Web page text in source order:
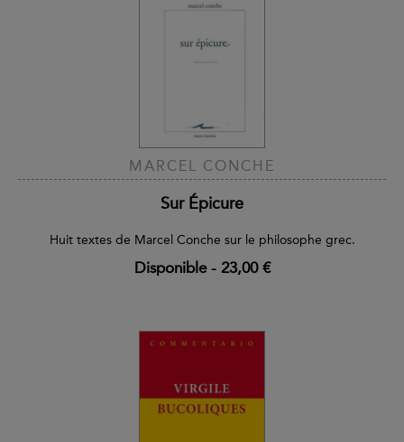
MARCEL CONCHE
Sur Épicure
Huit textes de Marcel Conche sur le philosophe grec.
Disponible- 23,00 €